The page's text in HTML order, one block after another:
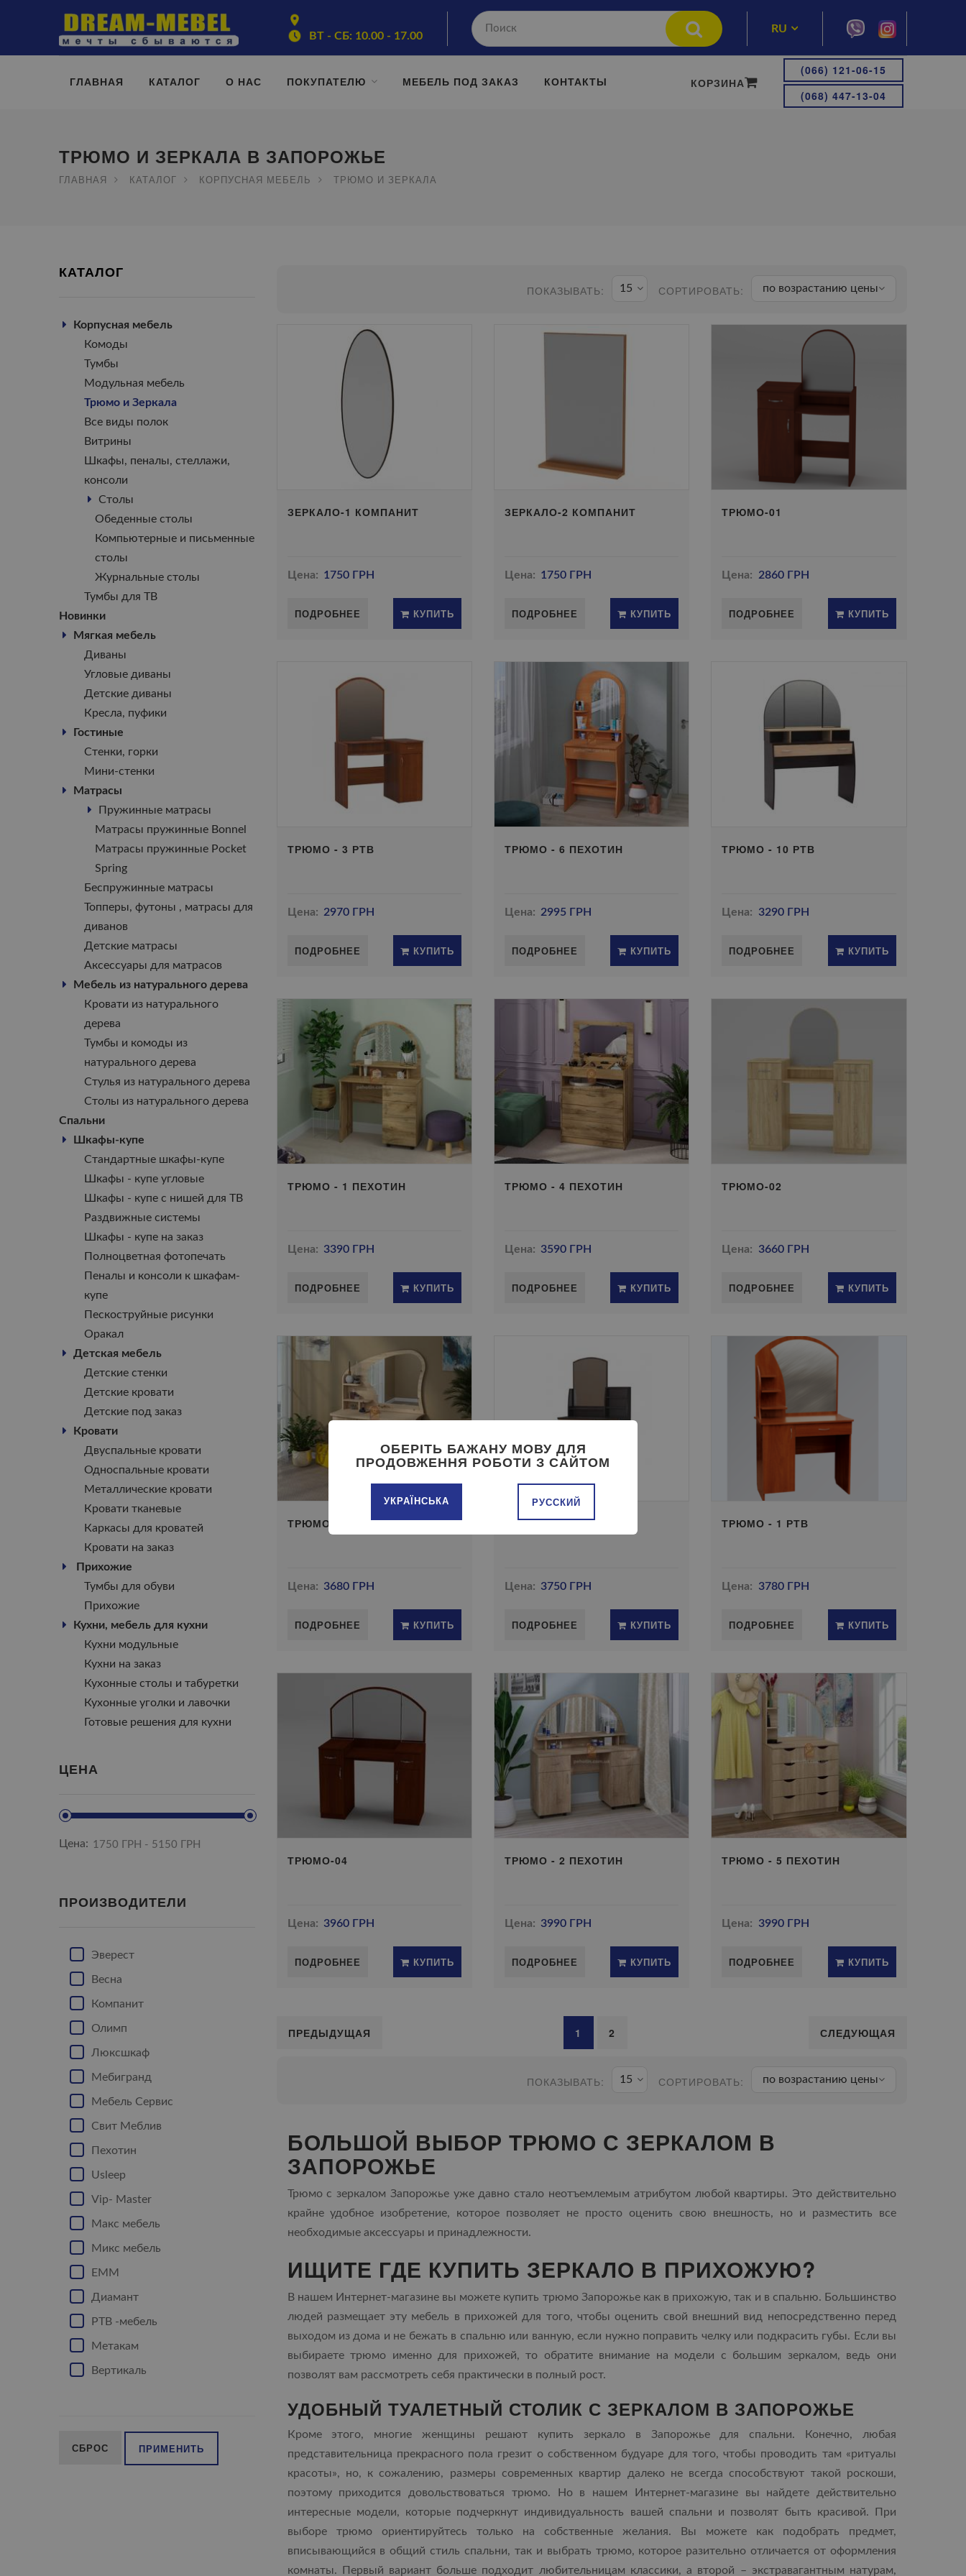
ВТ - СБ: 10.00 - 17.00
RU
ГЛАВНАЯ КАТАЛОГ О НАС ПОКУПАТЕЛЮ МЕБЕЛЬ ПОД ЗАКАЗ КОНТАКТЫ
(066) 121-06-15
(068) 447-13-04
КОРЗИНА
ТРЮМО И ЗЕРКАЛА В ЗАПОРОЖЬЕ
ГЛАВНАЯ КАТАЛОГ КОРПУСНАЯ МЕБЕЛЬ ТРЮМО И ЗЕРКАЛА
КАТАЛОГ
Корпусная мебель
Комоды
Тумбы
Модульная мебель
Трюмо и Зеркала
Все виды полок
Витрины
Шкафы, пеналы, стеллажи,
консоли
Столы
Обеденные столы
Компьютерные и письменные
столы
Журнальные столы
Тумбы для ТВ
Новинки
Мягкая мебель
Диваны
Угловые диваны
Детские диваны
Кресла, пуфики
Гостиные
Стенки, горки
Мини-стенки
Матрасы
Пружинные матрасы
Матрасы пружинные Bonnel
Матрасы пружинные Pocket
Spring
Беспружинные матрасы
Топперы, футоны , матрасы для
диванов
Детские матрасы
Аксессуары для матрасов
Мебель из натурального дерева
Кровати из натурального
дерева
Тумбы и комоды из
натурального дерева
Стулья из натурального дерева
Столы из натурального дерева
Спальни
Шкафы-купе
Стандартные шкафы-купе
Шкафы - купе угловые
Шкафы - купе с нишей для ТВ
Раздвижные системы
Шкафы - купе на заказ
Полноцветная фотопечать
Пеналы и консоли к шкафам-
купе
Пескоструйные рисунки
Оракал
Детская мебель
Детские стенки
Детские кровати
Детские под заказ
Кровати
Двуспальные кровати
Односпальные кровати
Металлические кровати
Кровати тканевые
Каркасы для кроватей
Кровати на заказ
Прихожие
Тумбы для обуви
Прихожие
Кухни, мебель для кухни
Кухни модульные
Кухни на заказ
Кухонные столы и табуретки
Кухонные уголки и лавочки
Готовые решения для кухни
ЦЕНА
Цена:
ПРОИЗВОДИТЕЛИ
Эверест
Весна
Компанит
Олимп
Люксшкаф
Мебигранд
Мебель Сервис
Свит Меблив
Пехотин
Usleep
Vip- Master
Макс мебель
Микс мебель
ЕММ
Диамант
РТВ -мебель
Метакам
Вертикаль
СБРОС ПРИМЕНИТЬ
ПОКАЗЫВАТЬ: 15 СОРТИРОВАТЬ: по возрастанию цены
ЗЕРКАЛО-1 КОМПАНИТ
Цена: 1750 ГРН
ПОДРОБНЕЕ КУПИТЬ
ЗЕРКАЛО-2 КОМПАНИТ
Цена: 1750 ГРН
ПОДРОБНЕЕ КУПИТЬ
ТРЮМО-01
Цена: 2860 ГРН
ПОДРОБНЕЕ КУПИТЬ
ТРЮМО - 3 РТВ
Цена: 2970 ГРН
ПОДРОБНЕЕ КУПИТЬ
ТРЮМО - 6 ПЕХОТИН
Цена: 2995 ГРН
ПОДРОБНЕЕ КУПИТЬ
ТРЮМО - 10 РТВ
Цена: 3290 ГРН
ПОДРОБНЕЕ КУПИТЬ
ТРЮМО - 1 ПЕХОТИН
Цена: 3390 ГРН
ПОДРОБНЕЕ КУПИТЬ
ТРЮМО - 4 ПЕХОТИН
Цена: 3590 ГРН
ПОДРОБНЕЕ КУПИТЬ
ТРЮМО-02
Цена: 3660 ГРН
ПОДРОБНЕЕ КУПИТЬ
ТРЮМО - 3 ПЕХОТИН
Цена: 3680 ГРН
ПОДРОБНЕЕ КУПИТЬ
ТРЮМО - 4 РТВ
Цена: 3750 ГРН
ПОДРОБНЕЕ КУПИТЬ
ТРЮМО - 1 РТВ
Цена: 3780 ГРН
ПОДРОБНЕЕ КУПИТЬ
ТРЮМО-04
Цена: 3960 ГРН
ПОДРОБНЕЕ КУПИТЬ
ТРЮМО - 2 ПЕХОТИН
Цена: 3990 ГРН
ПОДРОБНЕЕ КУПИТЬ
ТРЮМО - 5 ПЕХОТИН
Цена: 3990 ГРН
ПОДРОБНЕЕ КУПИТЬ
ПРЕДЫДУЩАЯ 1 2 СЛЕДУЮЩАЯ
ПОКАЗЫВАТЬ: 15 СОРТИРОВАТЬ: по возрастанию цены
БОЛЬШОЙ ВЫБОР ТРЮМО С ЗЕРКАЛОМ В
ЗАПОРОЖЬЕ
Трюмо с зеркалом Запорожье уже давно стало неотъемлемым атрибутом любой квартиры. Это действительно
крайне удобное изобретение, которое позволяет не просто оценить свою внешность, но и разместить все
необходимые аксессуары и принадлежности.
ИЩИТЕ ГДЕ КУПИТЬ ЗЕРКАЛО В ПРИХОЖУЮ?
В нашем Интернет-магазине вы можете купить трюмо Запорожье как в прихожую, так и в спальню. Большинство
людей размещает эту мебель в прихожей для того, чтобы оценить свой внешний вид непосредственно перед
выходом из дома и не бежать в спальню или ванную, если нужно поправить челку или подкрасить губы. Если вы
выбираете трюмо именно для прихожей, то обратите внимание на модели с большим зеркалом, ведь они
позволят вам рассмотреть себя практически в полный рост.
УДОБНЫЙ ТУАЛЕТНЫЙ СТОЛИК С ЗЕРКАЛОМ В ЗАПОРОЖЬЕ
Кроме этого, многие женщины решают купить зеркало в Запорожье для спальни. Конечно, любая
представительница прекрасного пола грезит о собственном будуаре для того, чтобы проводить там «ритуалы
красоты», но, к сожалению, размеры современных квартир далеко не всегда способствуют такой роскоши,
поэтому приходится довольствоваться трюмо. Но в нашем Интернет-магазине вы найдете действительно
интересные модели, которые подчеркнут индивидуальность вашей спальни и позволят быть красивой. При
выборе трюмо ориентируйтесь только на собственные желания. Вы можете как подобрать предмет,
вписывающийся в общий стиль спальни, так и выбрать трюмо, которое разительно отличается от оформления
комнаты. Первый вариант больше подходит любительницам классики, а второй – экстравагантным натурам,
ОБЕРІТЬ БАЖАНУ МОВУ ДЛЯ
ПРОДОВЖЕННЯ РОБОТИ З САЙТОМ
УКРАЇНСЬКА РУССКИЙ